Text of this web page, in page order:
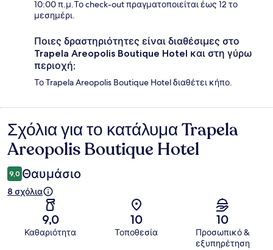
10:00 π.μ.Το check-out πραγματοποιείται έως 12 το
μεσημέρι.
Ποιες δραστηριότητες είναι διαθέσιμες στο
Trapela Areopolis Boutique Hotel και στη γύρω
περιοχή;
Το Trapela Areopolis Boutique Hotel διαθέτει κήπο.
Σχόλια
Σχόλια για το κατάλυμα Trapela
Areopolis Boutique Hotel
9,0 Θαυμάσιο
8 σχόλια
9,0
Καθαριότητα
10
Τοποθεσία
10
Προσωπικό &
εξυπηρέτηση